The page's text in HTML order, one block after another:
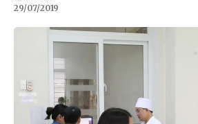
29/07/2019